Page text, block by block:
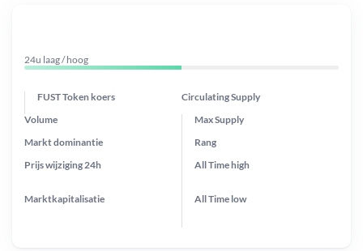
24u laag / hoog
FUST Token koers Circulating Supply
Prijs wijziging 24h
Max Supply
Markt dominantie
Marktkapitalisatie
Volume
Rang
All Timehigh
All Time low